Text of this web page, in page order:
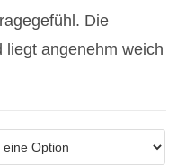
Die
liegt angenehm weich